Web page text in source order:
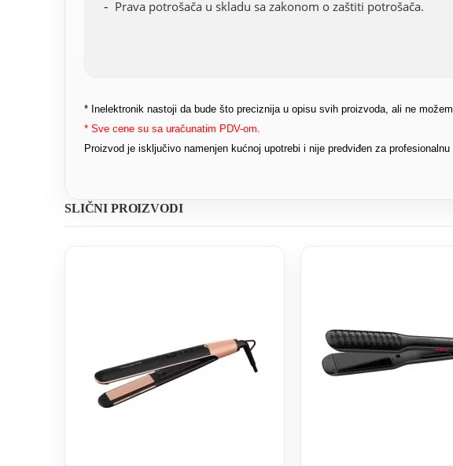
Prava potrošača u skladu sa zakonom o zaštiti potrošača.
* Inelektronik nastoji da bude što preciznija u opisu svih proizvoda, ali ne
* Sve cene su sa uračunatim PDV-om.
Proizvod je isključivo namenjen kućnoj upotrebi i nije predviđen za
SLIČNI PROIZVODI